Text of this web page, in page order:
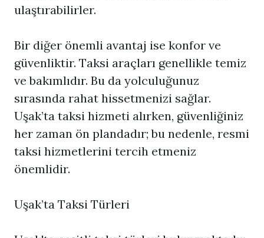
ulaştırabilirler.
Bir diğer önemli avantaj ise konfor ve
güvenliktir. Taksi araçları genellikle temiz
ve bakımlıdır. Bu da yolculuğunuz
sırasında rahat hissetmenizi sağlar.
Uşak’ta taksi hizmeti alırken, güvenliğiniz
her zaman ön plandadır; bu nedenle, resmi
taksi hizmetlerini tercih etmeniz
önemlidir.
Uşak’ta Taksi Türleri